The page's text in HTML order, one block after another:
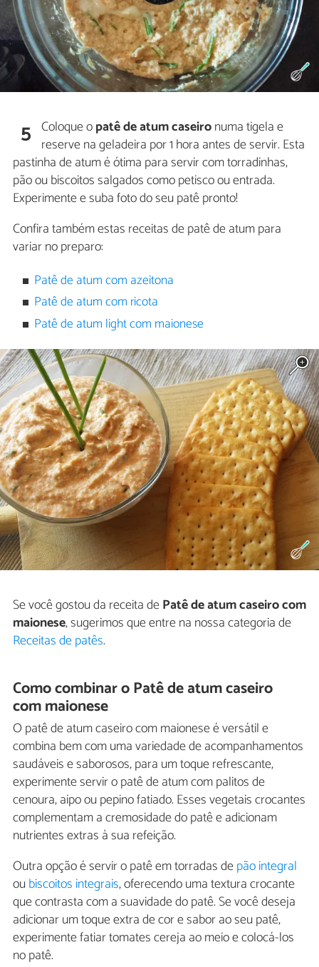
5 Coloque opatê de atum caseironuma tigela e
reserve na geladeira por 1 hora antes de servir. Esta
pastinha de atum é ótima para servir com torradinhas,
pão ou biscoitos salgados como petisco ou entrada.
Experimente e suba foto do seu patê pronto!
Confira também estas receitas de patê de atum para
variar no preparo:
Patê de atum com azeitona
Patê de atum com ricota
Patê de atum light com maionese
Se você gostou da receita dePatê de atum caseiro com
maionese, sugerimos que entre na nossa categoria de
Receitas de patês.
Como combinar o Patê de atum caseiro
com maionese
O patê de atum caseiro com maionese é versátil e
combina bem com uma variedade de acompanhamentos
saudáveis e saborosos, para um toque refrescante,
experimente servir o patê de atum com palitos de
cenoura, aipo ou pepino fatiado. Esses vegetais crocantes
complementam a cremosidade do patê e adicionam
nutrientes extras à sua refeição.
Outra opção é servir o patê em torradas depão integral
oubiscoitos integrais, oferecendo uma textura crocante
que contrasta com a suavidade do patê. Se você deseja
adicionar um toque extra de cor e sabor ao seu patê,
experimente fatiar tomates cereja ao meio e colocá-los
no patê.